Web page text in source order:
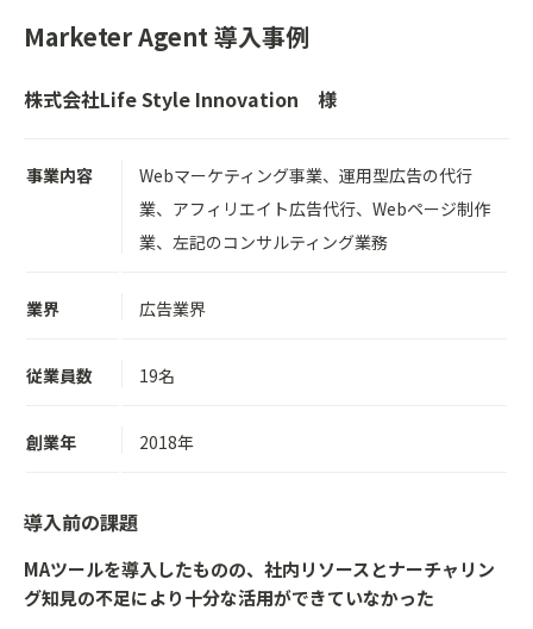
Marketer Agent 導入事例
株式会社Life Style Innovation 様
事業内容
Webマーケティング事業、運用型広告の代行
業、アフィリエイト広告代行、Webページ制作
業、左記のコンサルティング業務
業界 広告業界
従業員数 19名
創業年 2018年
導入前の課題
MAツールを導入したものの、社内リソースとナーチャリン
グ知見の不足により十分な活用ができていなかった